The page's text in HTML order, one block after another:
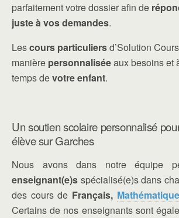
parfaitement votre dossier afin de
juste à vos demandes.
Lescours particuliersd’Solution
manière personnaliséeaux besoins et
temps devotre enfant.
Un soutien scolaire personnalisé
élève sur Garches
Nous avons dans notre équipe
enseignant(e)s spécialisé(e)s dans
des cours de Français,
Certains de nos enseignants sont